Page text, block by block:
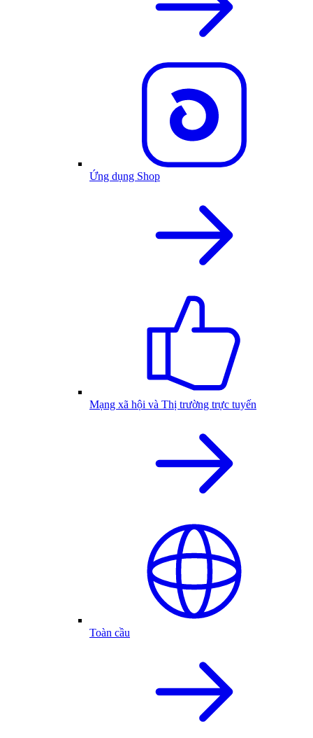
Ứng dụng Shop
Mạng xã hội và Thị trường trực tuyến
Toàn cầu